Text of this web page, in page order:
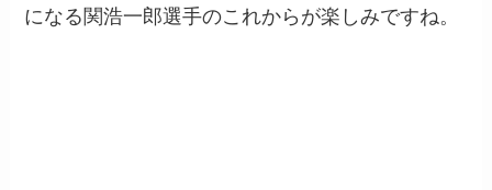
になる関浩一郎選手のこれからが楽しみですね。